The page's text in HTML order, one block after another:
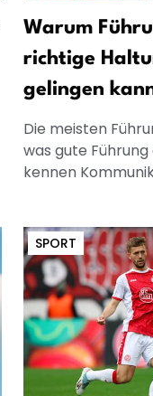
Warum
richtige
gelingen
Die meisten
was gute Führung
kennen
SPORT